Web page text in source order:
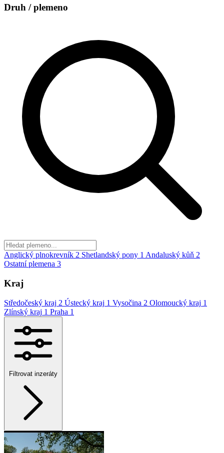
Druh / plemeno
Anglický plnokrevník 2 Shetlandský pony 1 Andaluský kůň 2
Ostatní plemena 3
Kraj
Středočeský kraj 2 Ústecký kraj 1 Vysočina 2 Olomoucký kraj 1
Zlínský kraj 1 Praha 1
Filtrovat inzeráty